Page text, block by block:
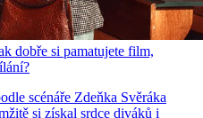
dobře si pamatujete film,
scénáře Zdeňka Svěráka
si získal srdce diváků i